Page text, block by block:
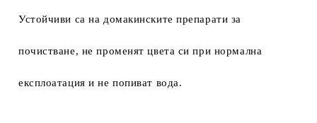
Устойчиви са на домакинските препарати за
почистване, не променят цвета си при нормална
експлоатация и не попиват вода.